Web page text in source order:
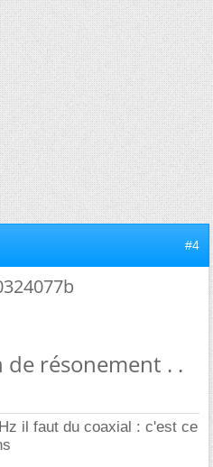
#4
résonement . .
il faut du coaxial : c'est ce